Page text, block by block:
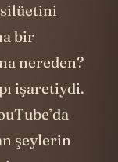
silüetini
bir
nereden?
işaretiydi.
şeylerin